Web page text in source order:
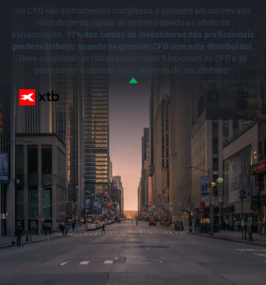
Os CFD são instrumentos complexos e apresentam um elevado
risco de perda rápida de dinheiro devido ao efeito de
alavancagem. 77% das contas de investidores não profissionais
perdem dinheiro quando negoceiam CFD com este distribuidor.
Deve considerar se compreende como funcionam os CFD e se
pode correr o elevado risco de perda do seu dinheiro.